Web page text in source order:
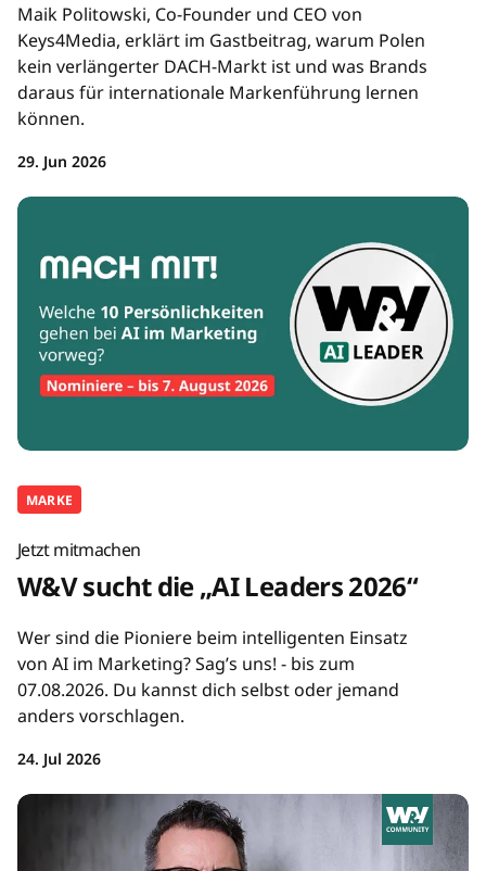
Maik Politowski, Co-Founder und CEO von
Keys4Media, erklärt im Gastbeitrag, warum Polen
kein verlängerter DACH-Markt ist und was Brands
daraus für internationale Markenführung lernen
können.
29. Jun 2026
MARKE
Jetzt mitmachen
W&V sucht die „AI Leaders 2026“
Wer sind die Pioniere beim intelligenten Einsatz
von AI im Marketing? Sag’s uns! - bis zum
07.08.2026. Du kannst dich selbst oder jemand
anders vorschlagen.
24. Jul 2026